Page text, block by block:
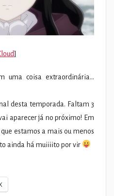
]
uma coisa extraordinária…
desta temporada. Faltam 3
aparecer já no próximo! Em
estamos a mais ou menos
ainda há muiiiito por vir